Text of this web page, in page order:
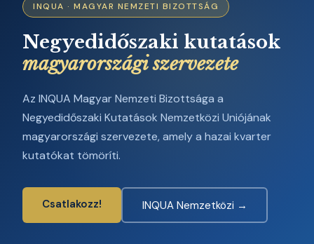
INQUA · MAGYAR NEMZETI BIZOTTSÁG
Negyedidőszaki kutatások
magyarországi szervezete
Az INQUA Magyar Nemzeti Bizottsága a
Negyedidőszaki Kutatások Nemzetközi Uniójának
magyarországi szervezete, amely a hazai kvarter
kutatókat tömöríti.
Csatlakozz! INQUA Nemzetközi →